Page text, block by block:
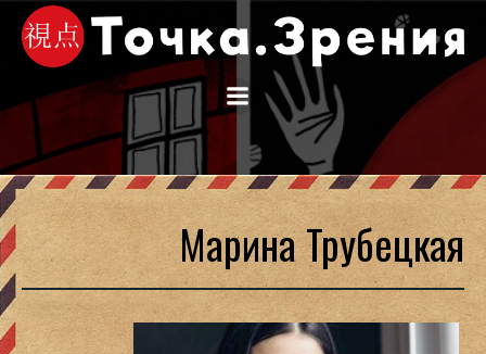
Перейти
к
содержимому
Марина Трубецкая